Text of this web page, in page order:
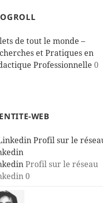
de tout le monde –
et Pratiques en
Professionnelle 0
WEB
Profil sur le réseau
0